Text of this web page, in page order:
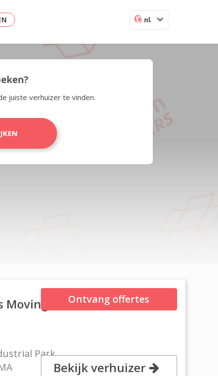
nl
juiste verhuizer te vinden.
Moving and
Park,
Ontvang offertes
Bekijk verhuizer